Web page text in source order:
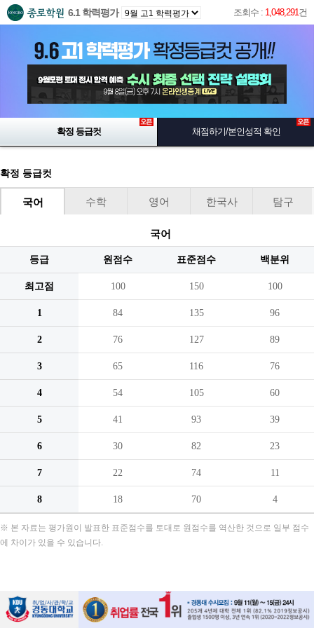
6.1 학력평가 조회수 : 1,048,291건
확정 등급컷 채점하기/본인성적 확인
확정 등급컷
국어 수학 영어 한국사 탐구
국어
등급 원점수 표준점수 백분위
최고점 100 150 100
1 84 135 96
2 76 127 89
3 65 116 76
4 54 105 60
5 41 93 39
6 30 82 23
7 22 74 11
8 18 70 4
※ 본 자료는 평가원이 발표한 표준점수를 토대로 원점수를 역산한 것으로 일부 점수
에 차이가 있을 수 있습니다.